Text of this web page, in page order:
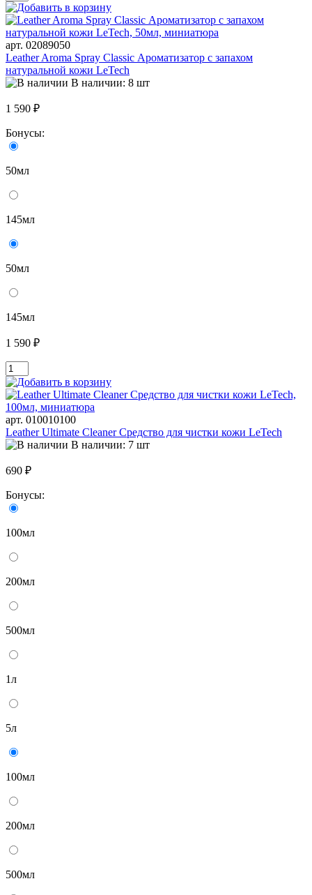
арт. 02089050
Leather Aroma Spray Classic Ароматизатор с запахом
натуральной кожи LeTech
В наличии: 8 шт
1 590 ₽
Бонусы:
50мл
145мл
50мл
145мл
1 590 ₽
арт. 010010100
Leather Ultimate Cleaner Средство для чистки кожи LeTech
В наличии: 7 шт
690 ₽
Бонусы:
100мл
200мл
500мл
1л
5л
100мл
200мл
500мл